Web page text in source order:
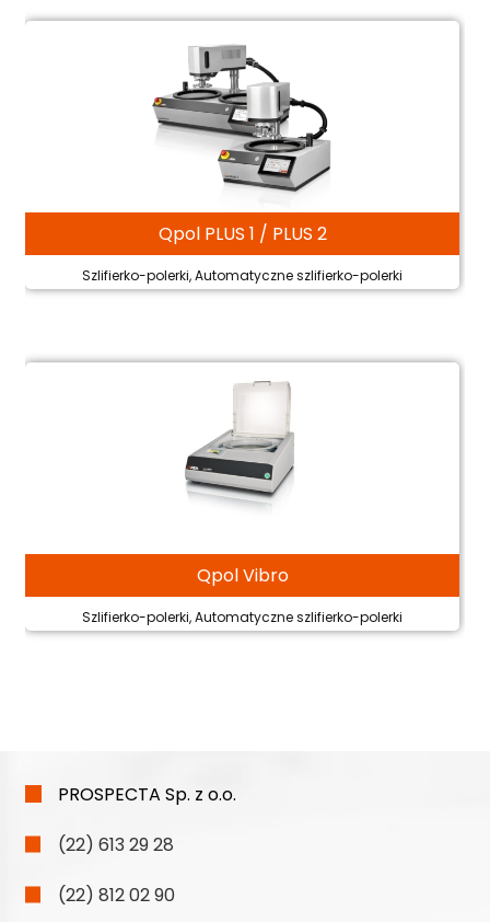
Qpol PLUS 1 / PLUS 2
Szlifierko-polerki, Automatyczne szlifierko-polerki
Qpol Vibro
Szlifierko-polerki, Automatyczne szlifierko-polerki
PROSPECTA Sp. z o.o.
(22) 613 29 28
(22) 812 02 90